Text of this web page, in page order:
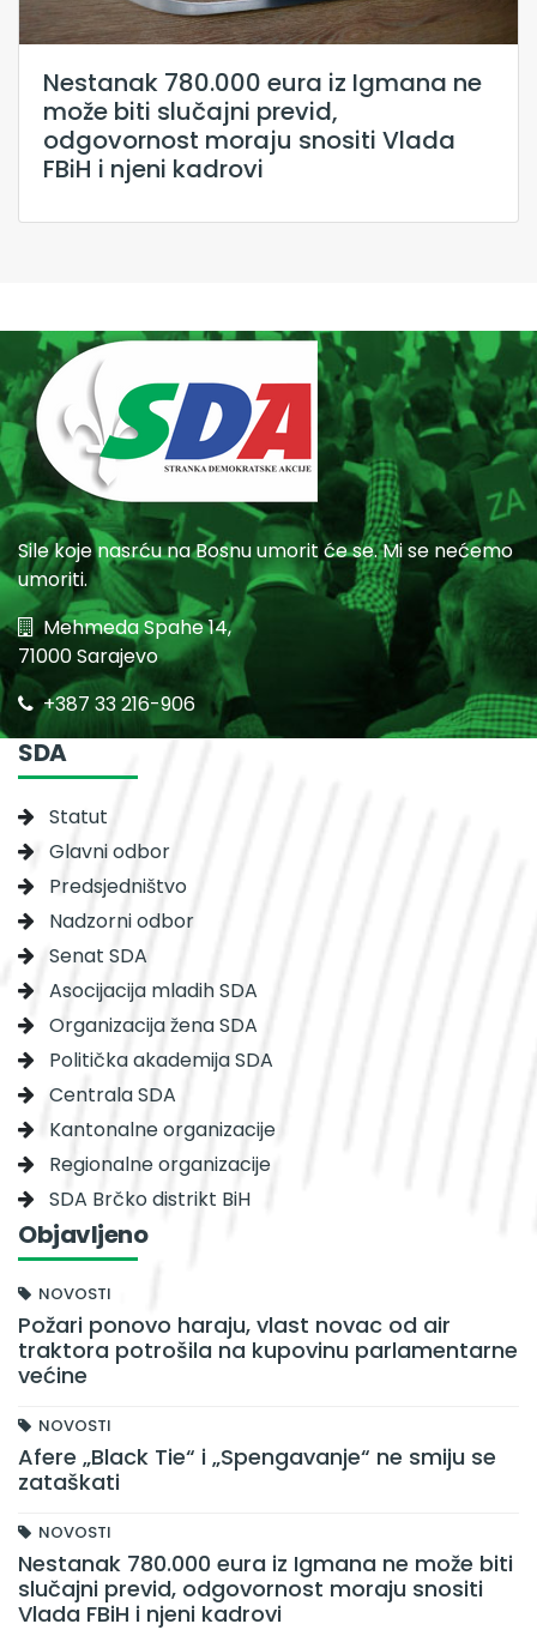
Nestanak 780.000 eura iz Igmana ne
može biti slučajni previd,
odgovornost moraju snositi Vlada
FBiH i njeni kadrovi
Sile koje nasrću na Bosnu umorit će se. Mi se nećemo
umoriti.
Mehmeda Spahe 14,
71000 Sarajevo
+387 33 216-906
SDA
Statut
Glavni odbor
Predsjedništvo
Nadzorni odbor
Senat SDA
Asocijacija mladih SDA
Organizacija žena SDA
Politička akademija SDA
Centrala SDA
Kantonalne organizacije
Regionalne organizacije
SDA Brčko distrikt BiH
Objavljeno
NOVOSTI
Požari ponovo haraju, vlast novac od air
traktora potrošila na kupovinu parlamentarne
većine
NOVOSTI
Afere „Black Tie“ i „Spengavanje“ ne smiju se
zataškati
NOVOSTI
Nestanak 780.000 eura iz Igmana ne može biti
slučajni previd, odgovornost moraju snositi
Vlada FBiH i njeni kadrovi